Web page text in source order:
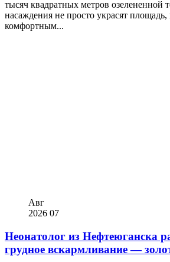
тысяч квадратных метров озелененной
насаждения не просто украсят
комфортным...
Авг
2026 07
Неонатолог из Нефтеюганска
грудное вскармливание —